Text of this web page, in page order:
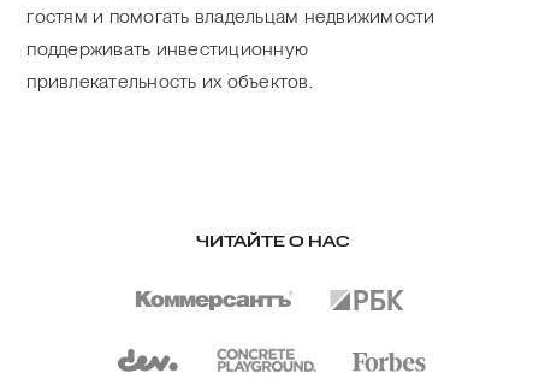
гостям и помогать владельцам недвижимости
поддерживать инвестиционную
привлекательность их объектов.
ЧИТАЙТЕ О НАС